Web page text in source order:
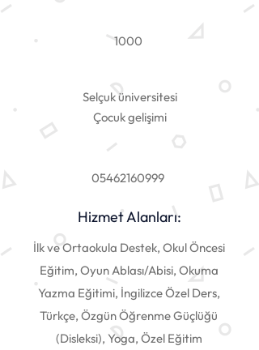
1000
Selçuk üniversitesi
Çocuk gelişimi
05462160999
Hizmet Alanları:
İlk ve Ortaokula Destek, Okul Öncesi
Eğitim, Oyun Ablası/Abisi, Okuma
Yazma Eğitimi, İngilizce Özel Ders,
Türkçe, Özgün Öğrenme Güçlüğü
(Disleksi), Yoga, Özel Eğitim